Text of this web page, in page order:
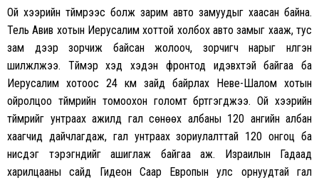
Ой хээрийн түймрээс болж зарим авто замуудыг хаасан байна.
Тель Авив хотын Иерусалим хоттой холбох авто замыг хааж, тус
зам дээр зорчиж байсан жолооч, зорчигч нарыг нүүлгэн
шилжүүлжээ. Түймэр хэд хэдэн фронтод идэвхтэй байгаа ба
Иерусалим хотоос 24 км зайд байрлах Неве-Шалом хотын
ойролцоо түймрийн томоохон голомт бүртгэгджээ. Ой хээрийн
түймрийг унтраах ажилд гал сөнөөх албаны 120 ангийн албан
хаагчид дайчлагдаж, гал унтраах зориулалттай 120 онгоц ба
нисдэг тэрэгнүүдийг ашиглаж байгаа аж. Израилын Гадаад
харилцааны сайд Гидеон Саар Европын улс орнуудтай гал